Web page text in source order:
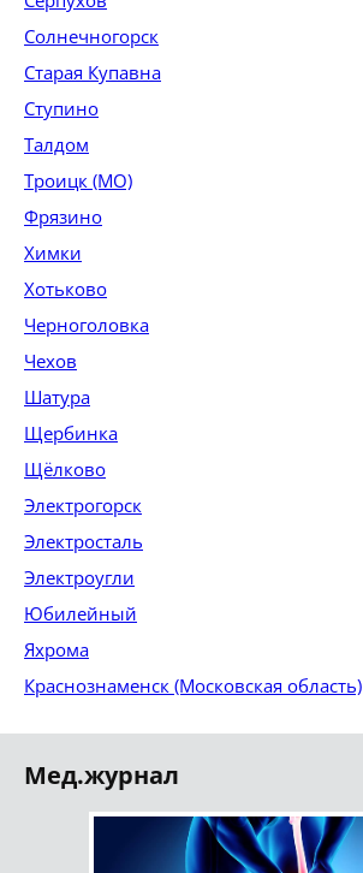
Солнечногорск
Старая Купавна
Ступино
Талдом
Троицк (МО)
Фрязино
Химки
Хотьково
Черноголовка
Чехов
Шатура
Щербинка
Щёлково
Электрогорск
Электросталь
Электроугли
Юбилейный
Яхрома
Краснознаменск (Московская область)
Мед.журнал